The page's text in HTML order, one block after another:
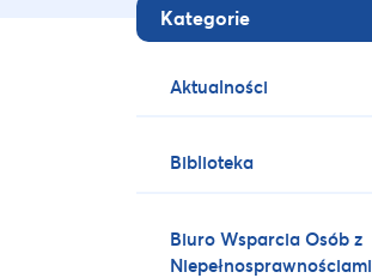
Kategorie
Aktualności
Biblioteka
Biuro Wsparcia Osób z
Niepełnosprawnościami